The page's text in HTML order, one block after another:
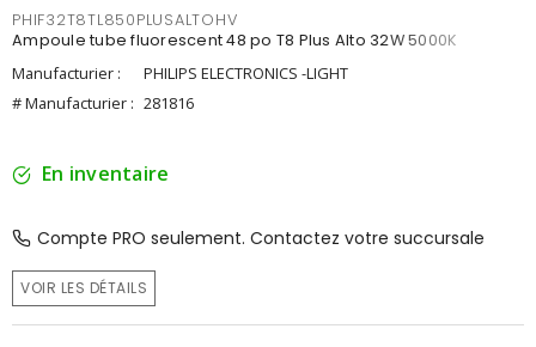
PHIF32T8TL850PLUSALTOHV
Ampoule tube fluorescent 48 po T8 Plus Alto 32W 5000K
Manufacturier :
PHILIPS ELECTRONICS -LIGHT
# Manufacturier : 281816
En inventaire
Compte PRO seulement. Contactez votre succursale
VOIR LES DÉTAILS